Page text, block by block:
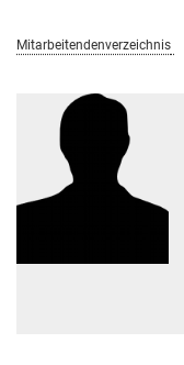
Mitarbeitendenverzeichnis